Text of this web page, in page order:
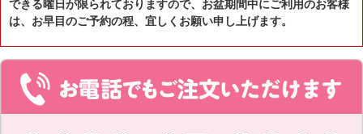
できる曜日が限られておりますので、お盆期間中にご利用のお客様
は、お早目のご予約の程、宜しくお願い申し上げます。